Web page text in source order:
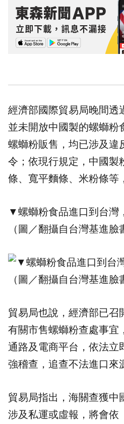
經濟部國際貿易局晚間透
並未開放中國製的螺螄粉
螺螄粉販售，均已涉及違
令；依現行規定，中國製
條、寬平麵條、米粉條等
▼螺螄粉食品進口到台灣
（圖／翻攝自台灣基進臉
貿易局也說，經濟部已召
有關市售螺螄粉查處事宜
通路及電商平台，依法立
強稽查，追查不法進口來
貿易局指出，海關查獲中
涉及私運或虛報，將會依